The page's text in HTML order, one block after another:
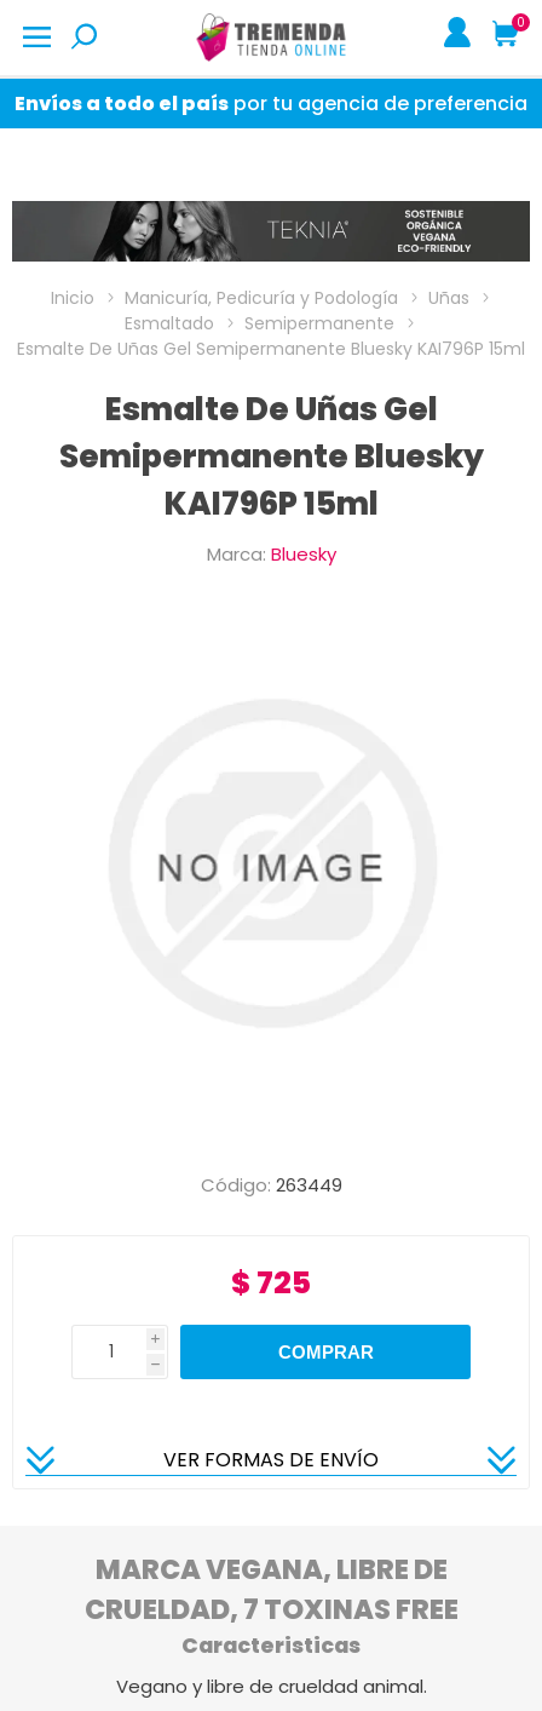
0
Envíos a todo el país por tu agencia de preferencia
Inicio Manicuría, Pedicuría y Podología
Uñas
Esmaltado
Semipermanente
Esmalte De Uñas Gel Semipermanente Bluesky KAI796P 15ml
Esmalte De Uñas Gel
Semipermanente Bluesky
KAI796P 15ml
Marca: Bluesky
Código: 263449
$ 725
i
h
VER FORMAS DE ENVÍO
MARCA VEGANA, LIBRE DE
CRUELDAD, 7 TOXINAS FREE
Caracteristicas
Vegano y libre de crueldad animal.